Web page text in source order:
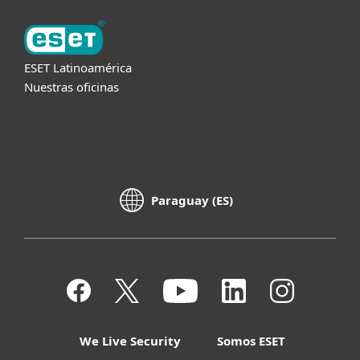
ESET Latinoamérica
Nuestras oficinas
Paraguay (ES)
We Live Security
Somos ESET